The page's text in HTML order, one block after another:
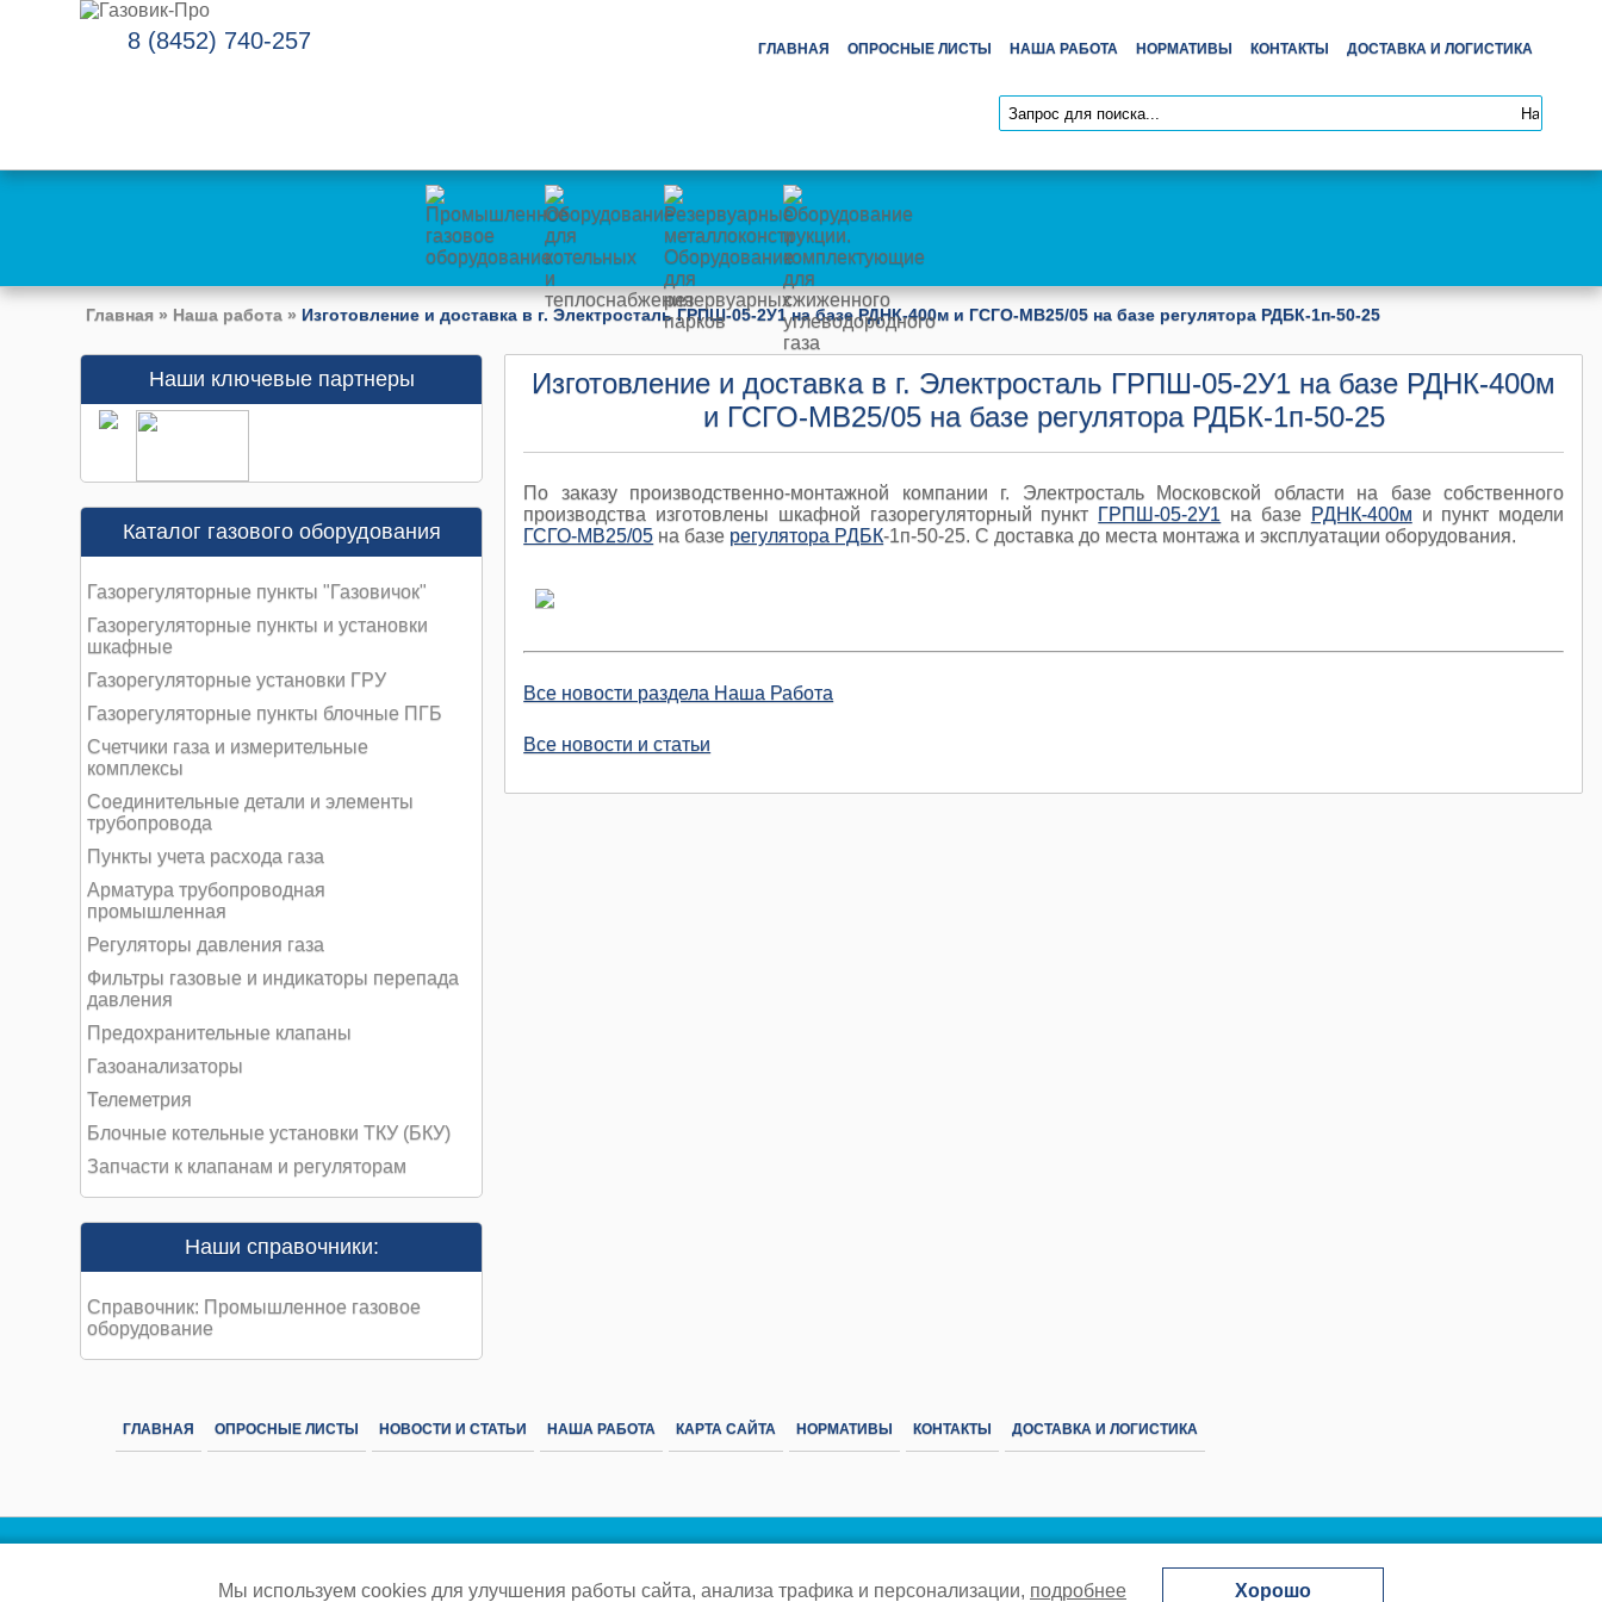
8 (8452) 740-257 ДОСТАВКА И ЛОГИСТИКА
КОНТАКТЫ
НОРМАТИВЫ
НАША РАБОТА
ОПРОСНЫЕ ЛИСТЫ
ГЛАВНАЯ
Главная » Наша работа » Изготовление и доставка в г. Электросталь ГРПШ-05-2У1 на базе РДНК-400м и ГСГО-МВ25/05 на базе регулятора РДБК-1п-50-25
Наши ключевые партнеры
Каталог газового оборудования
Газорегуляторные пункты "Газовичок"
Газорегуляторные пункты и установки
шкафные
Газорегуляторные установки ГРУ
Газорегуляторные пункты блочные ПГБ
Счетчики газа и измерительные
комплексы
Соединительные детали и элементы
трубопровода
Пункты учета расхода газа
Арматура трубопроводная
промышленная
Регуляторы давления газа
Фильтры газовые и индикаторы перепада
давления
Предохранительные клапаны
Газоанализаторы
Телеметрия
Блочные котельные установки ТКУ (БКУ)
Запчасти к клапанам и регуляторам
Наши справочники:
Справочник: Промышленное газовое
оборудование
Изготовление и доставка в г. Электросталь ГРПШ-05-2У1 на базе РДНК-400м
и ГСГО-МВ25/05 на базе регулятора РДБК-1п-50-25
По заказу производственно-монтажной компании г. Электросталь Московской области на базе собственного
производства изготовлены шкафной газорегуляторный пункт ГРПШ-05-2У1 на базе РДНК-400м и пункт модели
ГСГО-МВ25/05 на базе регулятора РДБК-1п-50-25. С доставка до места монтажа и эксплуатации оборудования.
Все новости раздела Наша Работа
Все новости и статьи
ГЛАВНАЯ ОПРОСНЫЕ ЛИСТЫ НОВОСТИ И СТАТЬИ НАША РАБОТА КАРТА САЙТА НОРМАТИВЫ КОНТАКТЫ ДОСТАВКА И ЛОГИСТИКА
Мы используем cookies для улучшения работы сайта, анализа трафика и персонализации, подробнее Хорошо